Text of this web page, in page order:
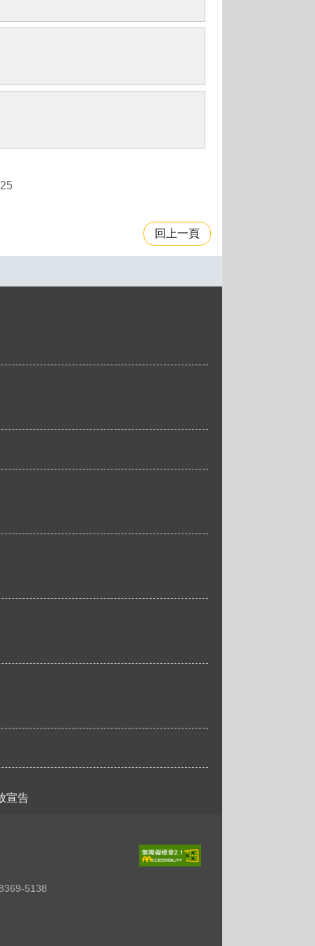
25
回上一頁
宣告
5138